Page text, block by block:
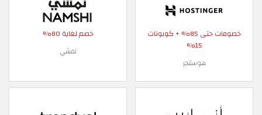
خصومات حتى 85% + كوبونات
15%
هوستنجر
خصم لغاية 80%
نمشي